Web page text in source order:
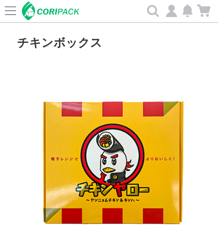
Search
チキンボックス